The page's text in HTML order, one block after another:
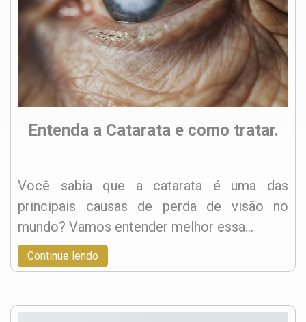
Entenda a Catarata e como tratar.
Você sabia que a catarata é uma das
principais causas de perda de visão no
mundo? Vamos entender melhor essa…
Continue lendo